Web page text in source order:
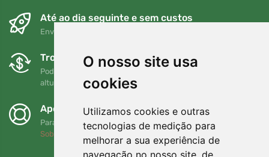
O nosso site usa
cookies
Utilizamos cookies e outras
tecnologias de medição para
melhorar a sua experiência de
navegação no nosso site, de
Até ao dia seguinte e sem custos
Envio gratuito para encomendas superiores a 80 EUR
Trocas e devoluções gratuitas
Pode devolver ou trocar a sua encomenda em qualquer
altura no prazo de 90 dias
Apoiamos a Trees.org
Para cada encomenda plantamos uma árvore! Leia mais
Sobre nós